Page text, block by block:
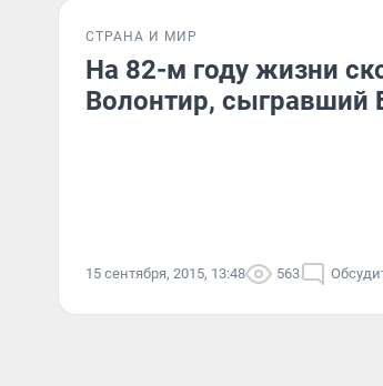
СТРАНА И МИР
На 82-м году жизни
Волонтир, сыгравший
15 сентября, 2015, 13:48 563